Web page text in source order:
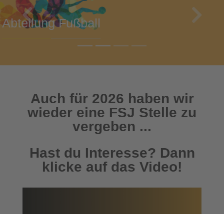
Abteilung Turnen
Previous
Auch für 2026 haben wir
wieder eine FSJ Stelle zu
vergeben ...
Hast du Interesse? Dann
klicke auf das Video!